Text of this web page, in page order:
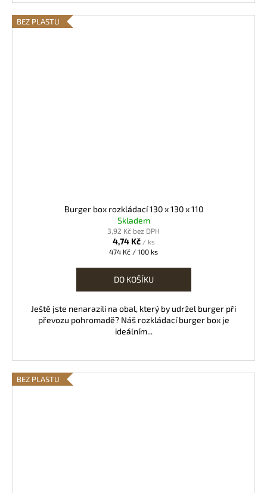
BEZ PLASTU
Burger box rozkládací 130 x 130 x 110
Skladem
3,92 Kč bez DPH
4,74 Kč / ks
Měrná
474 Kč / 100 ks
DO KOŠÍKU
Ještě jste nenarazili na obal, který by udržel burger při
převozu pohromadě? Náš rozkládací burger box je
ideálním...
BEZ PLASTU